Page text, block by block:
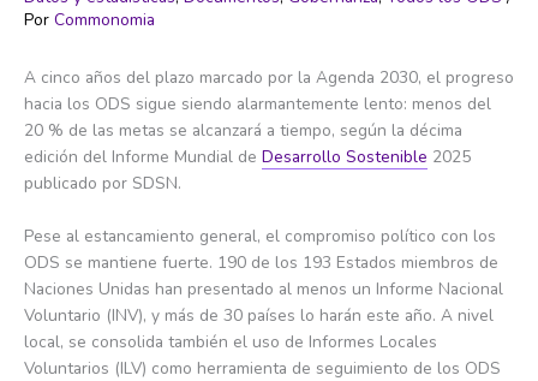
Por Commonomia
A cinco años del plazo marcado por la Agenda 2030, el progreso
hacia los ODS sigue siendo alarmantemente lento: menos del
20 % de las metas se alcanzará a tiempo, según la décima
edición del Informe Mundial de Desarrollo Sostenible 2025
publicado por SDSN.
Pese al estancamiento general, el compromiso político con los
ODS se mantiene fuerte. 190 de los 193 Estados miembros de
Naciones Unidas han presentado al menos un Informe Nacional
Voluntario (INV), y más de 30 países lo harán este año. A nivel
local, se consolida también el uso de Informes Locales
Voluntarios (ILV) como herramienta de seguimiento de los ODS